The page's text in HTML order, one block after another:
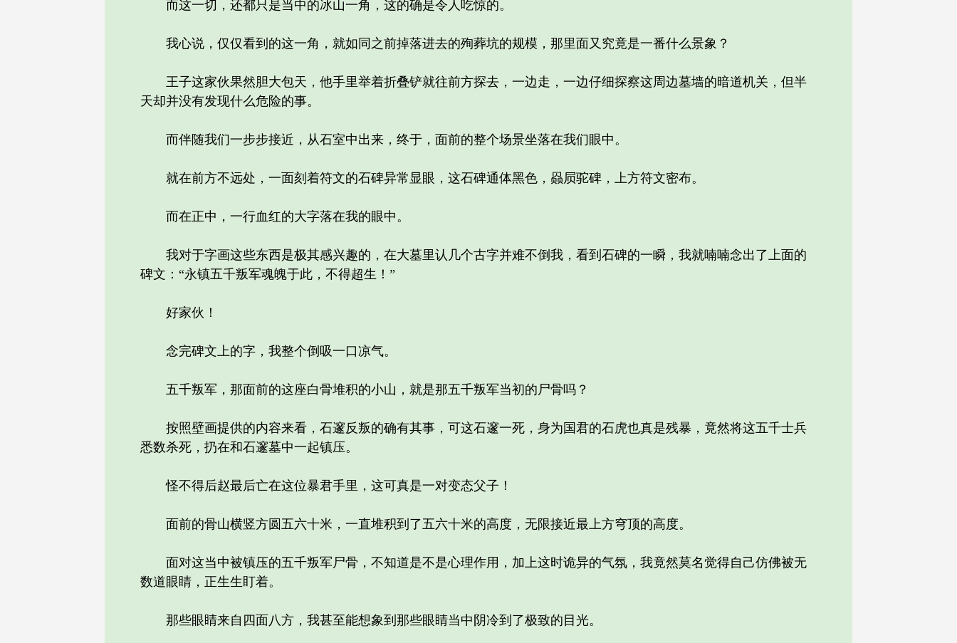
而这一切，还都只是当中的冰山一角，这的确是令人吃惊的。
我心说，仅仅看到的这一角，就如同之前掉落进去的殉葬坑的规模，那里面又究竟是一番什么景象？
王子这家伙果然胆大包天，他手里举着折叠铲就往前方探去，一边走，一边仔细探察这周边墓墙的暗道机关，但半
天却并没有发现什么危险的事。
而伴随我们一步步接近，从石室中出来，终于，面前的整个场景坐落在我们眼中。
就在前方不远处，一面刻着符文的石碑异常显眼，这石碑通体黑色，赑屃驼碑，上方符文密布。
而在正中，一行血红的大字落在我的眼中。
我对于字画这些东西是极其感兴趣的，在大墓里认几个古字并难不倒我，看到石碑的一瞬，我就喃喃念出了上面的
碑文：“永镇五千叛军魂魄于此，不得超生！”
好家伙！
念完碑文上的字，我整个倒吸一口凉气。
五千叛军，那面前的这座白骨堆积的小山，就是那五千叛军当初的尸骨吗？
按照壁画提供的内容来看，石邃反叛的确有其事，可这石邃一死，身为国君的石虎也真是残暴，竟然将这五千士兵
悉数杀死，扔在和石邃墓中一起镇压。
怪不得后赵最后亡在这位暴君手里，这可真是一对变态父子！
面前的骨山横竖方圆五六十米，一直堆积到了五六十米的高度，无限接近最上方穹顶的高度。
面对这当中被镇压的五千叛军尸骨，不知道是不是心理作用，加上这时诡异的气氛，我竟然莫名觉得自己仿佛被无
数道眼睛，正生生盯着。
那些眼睛来自四面八方，我甚至能想象到那些眼睛当中阴冷到了极致的目光。